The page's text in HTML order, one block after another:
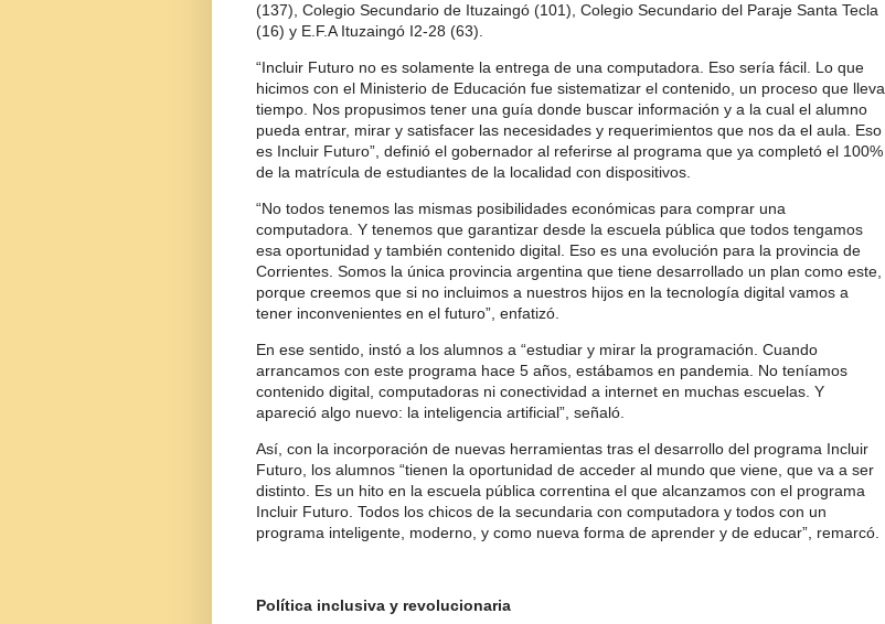
(137), Colegio Secundario de Ituzaingó (101), Colegio Secundario del Paraje Santa Tecla
(16) y E.F.A Ituzaingó I2-28 (63).
“Incluir Futuro no es solamente la entrega de una computadora. Eso sería fácil. Lo que
hicimos con el Ministerio de Educación fue sistematizar el contenido, un proceso que lleva
tiempo. Nos propusimos tener una guía donde buscar información y a la cual el alumno
pueda entrar, mirar y satisfacer las necesidades y requerimientos que nos da el aula. Eso
es Incluir Futuro”, definió el gobernador al referirse al programa que ya completó el 100%
de la matrícula de estudiantes de la localidad con dispositivos.
“No todos tenemos las mismas posibilidades económicas para comprar una
computadora. Y tenemos que garantizar desde la escuela pública que todos tengamos
esa oportunidad y también contenido digital. Eso es una evolución para la provincia de
Corrientes. Somos la única provincia argentina que tiene desarrollado un plan como este,
porque creemos que si no incluimos a nuestros hijos en la tecnología digital vamos a
tener inconvenientes en el futuro”, enfatizó.
En ese sentido, instó a los alumnos a “estudiar y mirar la programación. Cuando
arrancamos con este programa hace 5 años, estábamos en pandemia. No teníamos
contenido digital, computadoras ni conectividad a internet en muchas escuelas. Y
apareció algo nuevo: la inteligencia artificial”, señaló.
Así, con la incorporación de nuevas herramientas tras el desarrollo del programa Incluir
Futuro, los alumnos “tienen la oportunidad de acceder al mundo que viene, que va a ser
distinto. Es un hito en la escuela pública correntina el que alcanzamos con el programa
Incluir Futuro. Todos los chicos de la secundaria con computadora y todos con un
programa inteligente, moderno, y como nueva forma de aprender y de educar”, remarcó.
Política inclusiva y revolucionaria